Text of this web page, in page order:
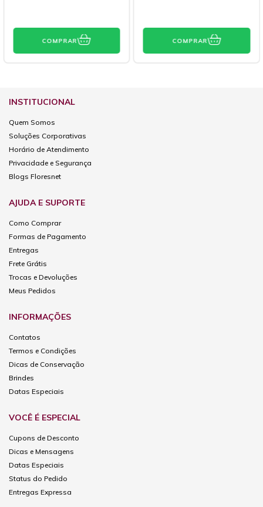
COMPRAR COMPRAR
INSTITUCIONAL
Quem Somos
Soluções Corporativas
Horário de Atendimento
Privacidade e Segurança
Blogs Floresnet
AJUDA E SUPORTE
Como Comprar
Formas de Pagamento
Entregas
Frete Grátis
Trocas e Devoluções
Meus Pedidos
INFORMAÇÕES
Contatos
Termos e Condições
Dicas de Conservação
Brindes
Datas Especiais
VOCÊ É ESPECIAL
Cupons de Desconto
Dicas e Mensagens
Datas Especiais
Status do Pedido
Entregas Expressa